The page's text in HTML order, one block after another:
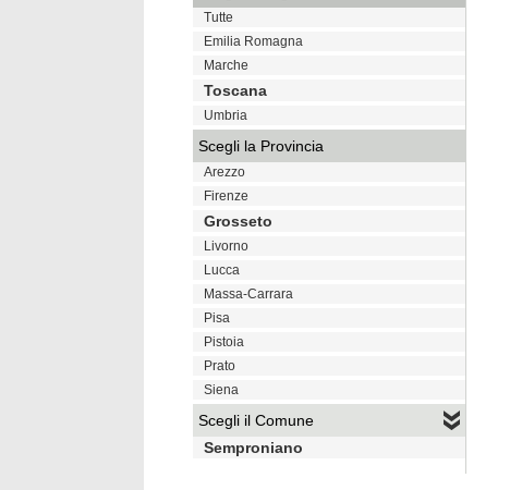
Tutte
Emilia Romagna
Marche
Toscana
Umbria
Scegli la Provincia
Arezzo
Firenze
Grosseto
Livorno
Lucca
Massa-Carrara
Pisa
Pistoia
Prato
Siena
Scegli il Comune
Semproniano